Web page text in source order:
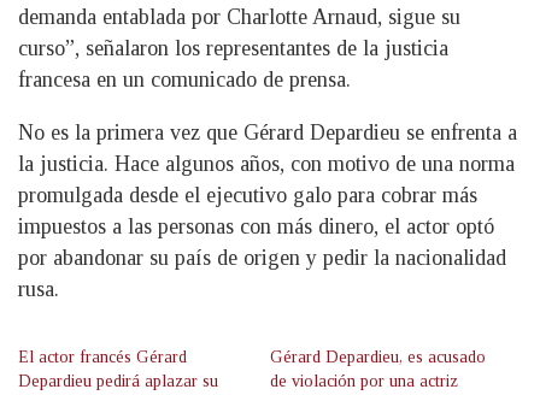
demanda entablada por Charlotte Arnaud, sigue su
curso”, señalaron los representantes de la justicia
francesa en un comunicado de prensa.
No es la primera vez que Gérard Depardieu se enfrenta a
la justicia. Hace algunos años, con motivo de una norma
promulgada desde el ejecutivo galo para cobrar más
impuestos a las personas con más dinero, el actor optó
por abandonar su país de origen y pedir la nacionalidad
rusa.
El actor francés Gérard
Depardieu pedirá aplazar su
Gérard Depardieu, es acusado
de violación por una actriz